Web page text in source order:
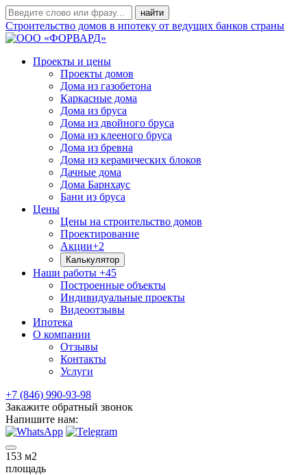
Строительство домов в ипотеку от ведущих банков страны
Проекты и цены
Проекты домов
Дома из газобетона
Каркасные дома
Дома из бруса
Дома из двойного бруса
Дома из клееного бруса
Дома из бревна
Дома из керамических блоков
Дачные дома
Дома Барнхаус
Бани из бруса
Цены
Цены на строительство домов
Проектирование
Акции+2
Калькулятор
Наши работы +45
Построенные объекты
Индивидуальные проекты
Видеоотзывы
Ипотека
О компании
Отзывы
Контакты
Услуги
+7 (846) 990-93-98
Закажите обратный звонок
Напишите нам:
153 м2
площадь